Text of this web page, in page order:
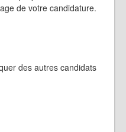
de votre candidature.
des autres candidats